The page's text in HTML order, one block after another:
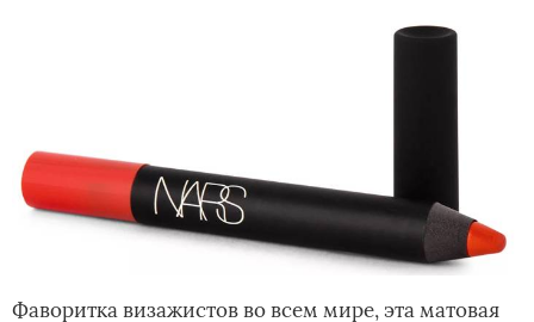
Фаворитка визажистов во всем мире, эта матовая